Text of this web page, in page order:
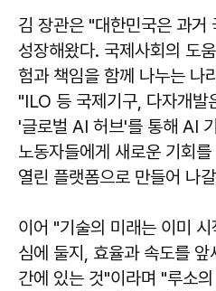
김 장관은 "대한민국은 과거
성장해왔다. 국제사회의 도
험과 책임을 함께 나누는 나
"ILO 등 국제기구, 다자개발
'글로벌 AI 허브'를 통해 AI
노동자들에게 새로운 기회
열린 플랫폼으로 만들어 나
이어 "기술의 미래는 이미
심에 둘지, 효율과 속도를
간에 있는 것"이라며 "루소